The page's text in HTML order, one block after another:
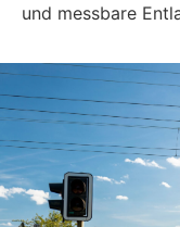
und messbare